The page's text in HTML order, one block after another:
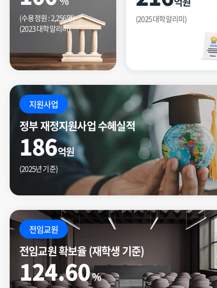
(수용정원 : 2,256명)
(2023 대학알리미)
(2025 대학알리미)
지원사업
정부 재정지원사업 수혜실적
186억원
(2025년 기준)
전임교원
전임교원 확보율 (재학생 기준)
124.60%